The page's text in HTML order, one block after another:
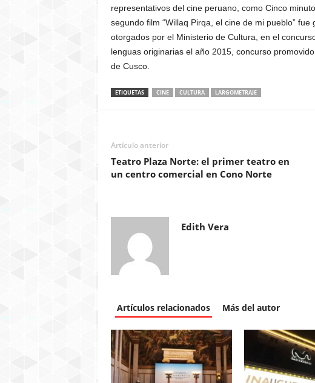
representativos del cine peruano, como Cinco
segundo film “Willaq Pirqa, el cine de mi pueblo”
otorgados por el Ministerio de Cultura, en el
lenguas originarias el año 2015, concurso
de Cusco.
ETIQUETAS CINE CULTURA LARGOMETRAJE
Artículo anterior
Teatro Plaza Norte: el primer teatro en
un centro comercial en Cono Norte
Edith Vera
Artículos relacionados Más del autor